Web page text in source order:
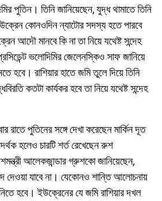
পুতিন। তিনি জানিয়েছেন, যুদ্ধ থামাতে তিনি
কোনওদিন ন্যাটোর সদস্য হতে পারবে
আদৌ মানবে কি না তা নিয়ে যথেষ্ট সন্দেহ
ভলোদিমির জেলেনস্কিও সাফ জানিয়ে
হবে। রাশিয়ার হাতে জমি তুলে দিয়ে তিনি
কতটা কার্যকর হবে তা নিয়ে যথেষ্ট সন্দেহ
রাতে পুতিনের সঙ্গে দেখা করেছেন মার্কিন দূত
হলেও চারটি শর্ত রেখেছেন রুশ
আলেকজান্ডার গ্রুশকো জানিয়েছেন,
যাবে না। যেকোনও শান্তি আলোচনায়
হবে। ইউক্রেনের যে জমি রাশিয়ার দখল